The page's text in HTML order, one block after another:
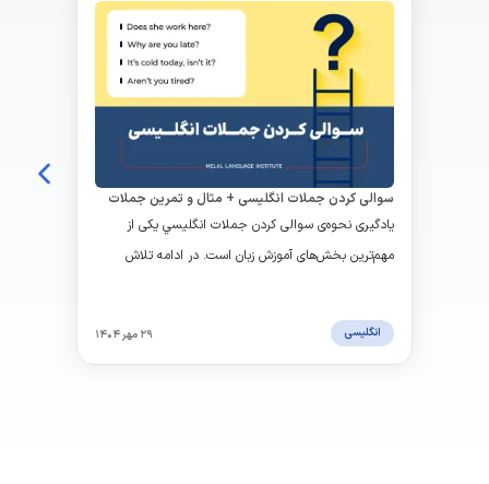
سوالی کردن جملات انگلیسی + مثال و تمرین جملات
پرسشی
یادگیری نحوه‌ی سوالی كردن جملات انگليسي یکی از
مهم‌ترین بخش‌های آموزش زبان است. در ادامه تلاش
زبان انگلیسی را بررسی کنیم و با ده‌ها مثال کاربردی یاد
بگیریم چطور در موقعیت‌های مختلف جملات خبری را به
انگلیسی ۲۹ مهر ۱۴۰۴